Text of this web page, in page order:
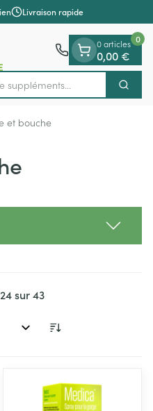
Livraison rapide
0 articles
0,00 €
0
et bouche
24sur43